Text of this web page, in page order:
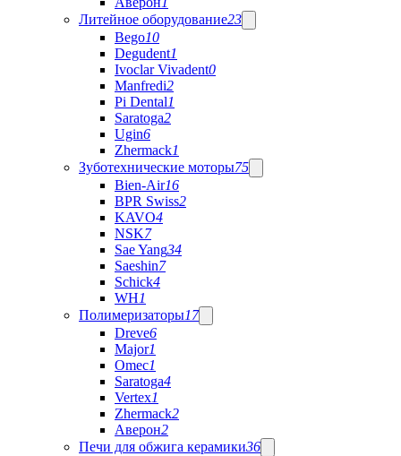
Литейное оборудование23
Bego10
Degudent1
Ivoclar Vivadent0
Manfredi2
Pi Dental1
Saratoga2
Ugin6
Zhermack1
Зуботехнические моторы75
Bien-Air16
BPR Swiss2
KAVO4
NSK7
Sae Yang34
Saeshin7
Schick4
WH1
Полимеризаторы17
Dreve6
Major1
Omec1
Saratoga4
Vertex1
Zhermack2
Аверон2
Печи для обжига керамики36